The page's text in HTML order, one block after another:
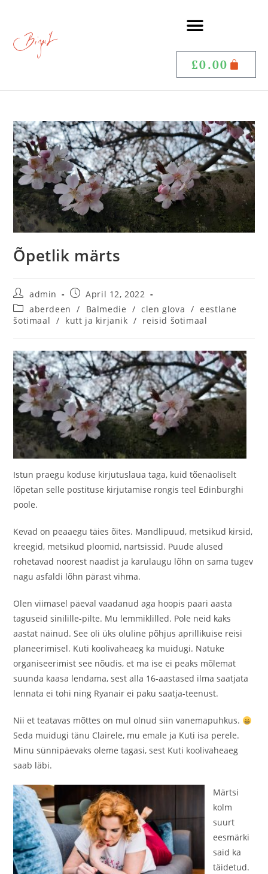
£0.00
Õpetlik märts
admin
April 12, 2022
aberdeen
/ Balmedie / clen glova / eestlane
šotimaal / kutt ja kirjanik / reisid šotimaal
Istun praegu koduse kirjutuslaua taga, kuid tõenäoliselt
lõpetan selle postituse kirjutamise rongis teel Edinburghi
poole.
Kevad on peaaegu täies õites. Mandlipuud, metsikud kirsid,
kreegid, metsikud ploomid, nartsissid. Puude alused
rohetavad noorest naadist ja karulaugu lõhn on sama tugev
nagu asfaldi lõhn pärast vihma.
Olen viimasel päeval vaadanud aga hoopis paari aasta
taguseid sinilille-pilte. Mu lemmiklilled. Pole neid kaks
aastat näinud. See oli üks oluline põhjus aprillikuise reisi
planeerimisel. Kuti koolivaheaeg ka muidugi. Natuke
organiseerimist see nõudis, et ma ise ei peaks mõlemat
suunda kaasa lendama, sest alla 16-aastased ilma saatjata
lennata ei tohi ning Ryanair ei paku saatja-teenust.
Nii et teatavas mõttes on mul olnud siin vanemapuhkus.
Seda muidugi tänu Clairele, mu emale ja Kuti isa perele.
Minu sünnipäevaks oleme tagasi, sest Kuti koolivaheaeg
saab läbi.
Märtsi
kolm
suurt
eesmärki
said ka
täidetud.